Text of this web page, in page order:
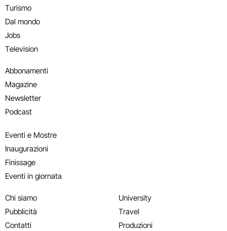
Turismo
Dal mondo
Jobs
Television
Abbonamenti
Magazine
Newsletter
Podcast
Eventi e Mostre
Inaugurazioni
Finissage
Eventi in giornata
Chi siamo
Pubblicità
Contatti
University
Travel
Produzioni